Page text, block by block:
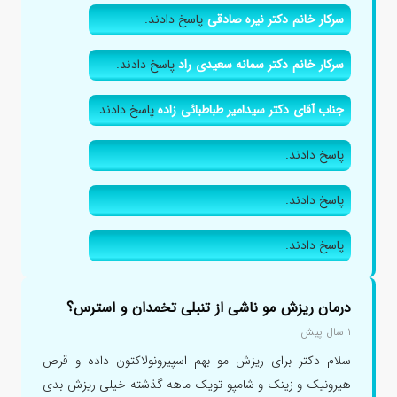
سرکار خانم دکتر نیره صادقیپاسخ دادند.
سرکار خانم دکتر سمانه سعیدی رادپاسخ دادند.
جناب آقای دکتر سیدامیر طباطبائی زادهپاسخ دادند.
پاسخ دادند.
پاسخ دادند.
پاسخ دادند.
درمان ریزش مو ناشی از تنبلی تخمدان و استرس؟
۱ سال پیش
سلام دکتر برای ریزش مو بهم اسپیرونولاکتون داده و قرص
هیرونیک و زینک و شامپو تویک ماهه گذشته خیلی ریزش بدی